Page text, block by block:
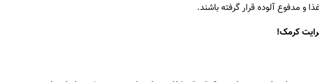
مدفوع آلوده قرار گرفته باشند.
کرمک!